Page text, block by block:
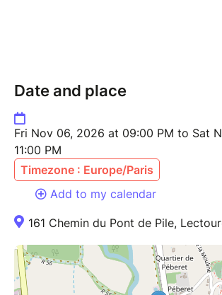
Date and place
Fri Nov 06, 2026 at 09:00 PM to Sat
11:00 PM
Timezone : Europe/Paris
Add to my calendar
161 Chemin du Pont de Pile,